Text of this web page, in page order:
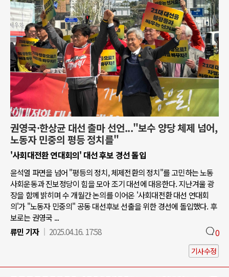
권영국·한상균 대선 출마 선언..."보수 양당 체제 넘어,
노동자 민중의 평등 정치를"
'사회대전환 연대회의' 대선 후보 경선 돌입
윤석열 파면을 넘어 "평등의 정치, 체제전환의 정치"를 고민하는 노동
사회운동과 진보정당이 힘을 모아 조기 대선에 대응한다. 지난겨울 광
장을 함께 밝히며 수 개월간 논의를 이어온 '사회대전환 대선 연대회
의'가 "노동자 민중의" 공동 대선후보 선출을 위한 경선에 돌입했다. 후
보로는 권영국 ...
류민 기자
2025.04.16. 17:58 0
기사수정